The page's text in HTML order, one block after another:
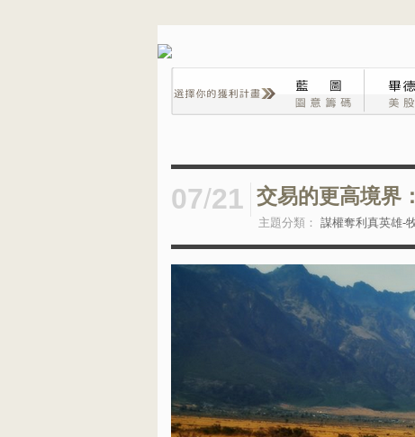
07/21 交易的更高境界
主題分類： 謀權奪利真英雄-